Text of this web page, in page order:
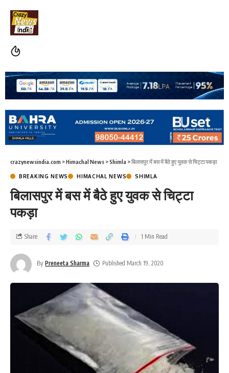
crazynewsindia.com >Himachal News >Shimla >बिलासपुर में बस में बैठे हुए युवक से चिट्टा पकड़ा
BREAKING NEWS HIMACHAL NEWS SHIMLA
बिलासपुर में बस में बैठे हुए युवक से चिट्टा
पकड़ा
By Preneeta Sharma Published March 19, 2020
Share 1 Min Read